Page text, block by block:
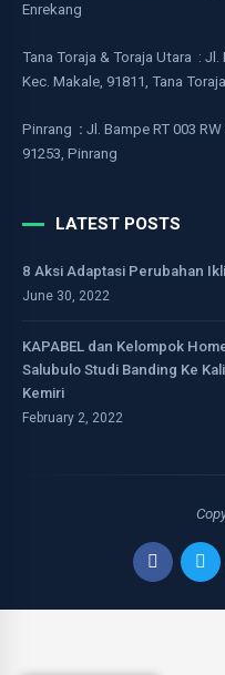
Enrekang
Tana Toraja & Toraja Utara : Jl.
Kec. Makale, 91811, Tana Toraja
Pinrang : Jl. Bampe RT 003
91253, Pinrang
LATEST POSTS
8 Aksi Adaptasi Perubahan
June 30, 2022
KAPABEL dan Kelompok
Salubulo Studi Banding Ke
Kemiri
February 2, 2022